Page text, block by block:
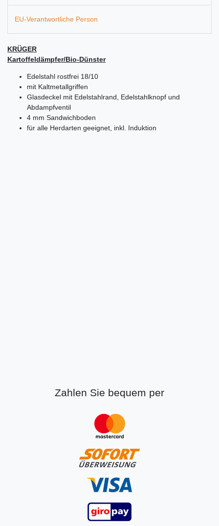
EU-Verantwortliche Person
KRÜGER
Kartoffeldämpfer/Bio-Dünster
Edelstahl rostfrei 18/10
mit Kaltmetallgriffen
Glasdeckel mit Edelstahlrand, Edelstahlknopf und
Abdampfventil
4 mm Sandwichboden
für alle Herdarten geeignet, inkl. Induktion
Zahlen Sie bequem per